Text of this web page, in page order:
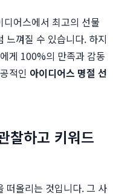
어스에서 최고의 선물
느껴질 수 있습니다. 하지
게 100%의 만족과 감동
적인 아이디어스 명절 선
찰하고 키워드
떠올리는 것입니다. 그 사